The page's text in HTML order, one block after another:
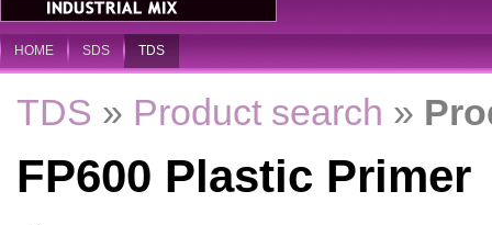
HOME SDS TDS
TDS » Product search »
FP600 Plastic Primer